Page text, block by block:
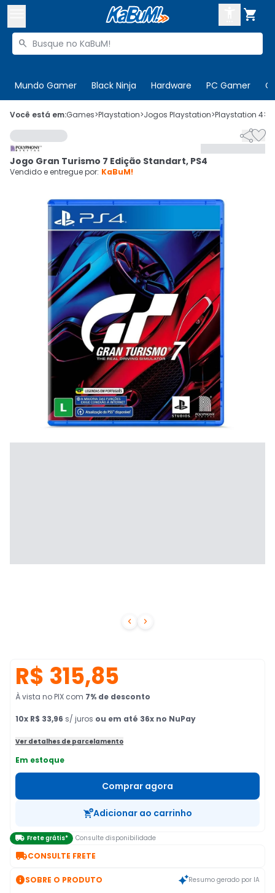

Buscar produtos

Mundo Gamer Black Ninja Hardware PC Gamer
 Olá. Acesse sua conta
 Departamentos
Cupons
Ativar tradutor em libras
CADASTRE-SE
Você está em:Games>Playstation>Jogos Playstation>Playstation 4>
 

Jogo Gran Turismo 7 Edição Standart, PS4
Vendido e entregue por: KaBuM!
R$ 315,85
À vista no PIX com 7% de desconto
10x R$ 33,96 s/ juros ou em até 36x no NuPay
Ver detalhes de parcelamento
Em estoque
Comprar agora
Adicionar ao carrinho
 Frete grátis* Consulte disponibilidade
CONSULTE FRETE
SOBRE O PRODUTO Resumo gerado por IA